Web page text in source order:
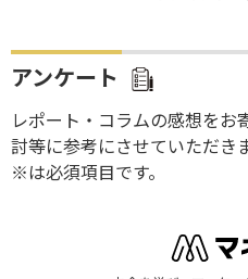
アンケート
レポート・コラムの感想を
討等に参考にさせていただきま
※は必須項目です。